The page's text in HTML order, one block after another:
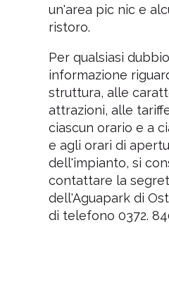
un'area pic nic e
ristoro.
Per qualsiasi
informazione
struttura, alle
attrazioni, alle
ciascun orario e a
e agli orari di
dell'impianto, si
contattare la
dell'Aguapark di
di telefono 0372.